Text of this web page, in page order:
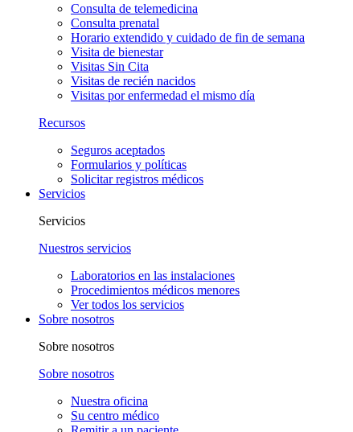
Consulta de telemedicina
Consulta prenatal
Horario extendido y cuidado de fin de semana
Visita de bienestar
Visitas Sin Cita
Visitas de recién nacidos
Visitas por enfermedad el mismo día
Recursos
Seguros aceptados
Formularios y políticas
Solicitar registros médicos
Servicios
Servicios
Nuestros servicios
Laboratorios en las instalaciones
Procedimientos médicos menores
Ver todos los servicios
Sobre nosotros
Sobre nosotros
Sobre nosotros
Nuestra oficina
Su centro médico